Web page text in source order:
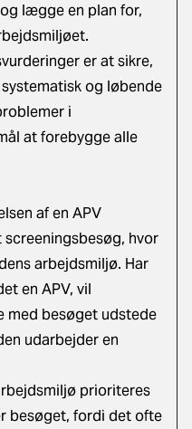
lægge en plan for,
er at sikre,
og løbende
i
at forebygge alle
af en APV
hvor
arbejdsmiljø. Har
en APV, vil
med besøget udstede
udarbejder en
prioriteres
besøget, fordi det ofte